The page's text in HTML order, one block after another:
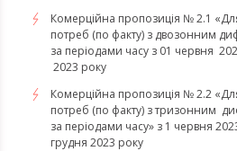
Комерційна пропозиція № 2.1
потреб (по факту) з двозонним
за періодами часу з 01 червня
2023 року
Комерційна пропозиція № 2.2
потреб (по факту) з тризонним
за періодами часу» з 1 червня
грудня 2023 року